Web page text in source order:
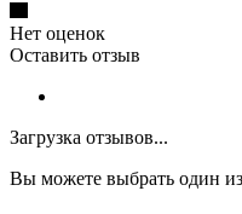
Нет оценок
Оставить отзыв
Загрузка отзывов...
Вы можете выбрать один